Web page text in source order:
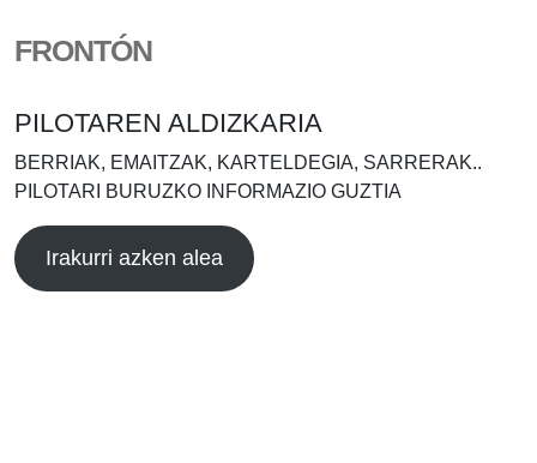
FRONTÓN
PILOTAREN ALDIZKARIA
BERRIAK, EMAITZAK, KARTELDEGIA, SARRERAK..
PILOTARI BURUZKO INFORMAZIO GUZTIA
Irakurri azken alea